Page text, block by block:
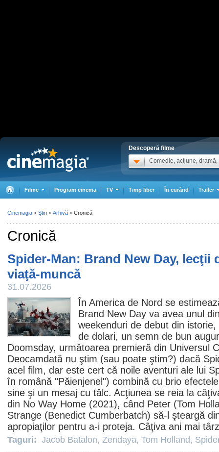
Descoperă filme
Comedie, acţiune, dramă,
Filme Program cinema TV Timp liber În curând Trailer
Cronică
Spider-Man: Brand New Day, lecţii
viaţă-muncă
31.07.2026
În America de Nord se
Brand New Day va avea unul
weekenduri de debut din
de dolari, un semn de bun
Doomsday, următoarea premieră din Universul
Deocamdată nu ştim (sau poate ştim?) dacă
acel film, dar este cert că noile aventuri ale lui
în română "Păienjenel") combină cu brio
sine şi un mesaj cu tâlc. Acţiunea se reia la
din No Way Home (2021), când Peter (Tom
Strange (Benedict Cumberbatch) să-l şteargă
apropiaţilor pentru a-i proteja. Câţiva ani mai
Taguri: Jacob Batalon, Zendaya, Tom Holland,
Cinemagia > Ştiri > Arhivă > Cronică